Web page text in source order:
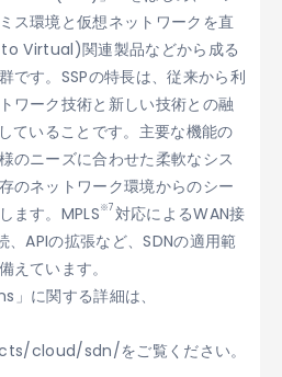
ス環境と仮想ネットワークを直
Virtual)関連製品などから成る
です。SSPの特長は、従来から利
ワーク技術と新しい技術との融
ていることです。主要な機能の
のニーズに合わせた柔軟なシス
のネットワーク環境からのシー
ます。MPLS※7対応によるWAN接
、APIの拡張など、SDNの適用範
えています。
」に関する詳細は、
cloud/sdn/をご覧ください。